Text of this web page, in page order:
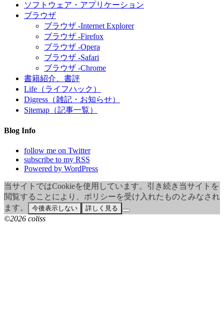
ソフトウェア・アプリケーション
ブラウザ
ブラウザ -Internet Explorer
ブラウザ -Firefox
ブラウザ -Opera
ブラウザ -Safari
ブラウザ -Chrome
書籍紹介、書評
Life（ライフハック）
Digress（雑記・お知らせ）
Sitemap（記事一覧）
Blog Info
follow me on Twitter
subscribe to my RSS
Powered by WordPress
当サイトではCookieを使用しています。引き続き当サイトを
閲覧することにより、ポリシーを受け入れたものとみなされ
ます。
今後表示しない 詳しく見る
©2026 coliss